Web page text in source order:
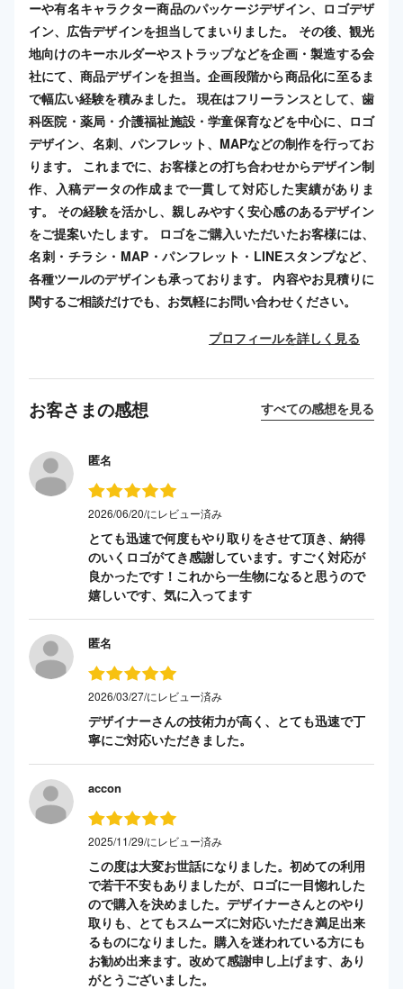
ーや有名キャラクター商品のパッケージデザイン、ロゴデザ
イン、広告デザインを担当してまいりました。 その後、観光
地向けのキーホルダーやストラップなどを企画・製造する会
社にて、商品デザインを担当。企画段階から商品化に至るま
で幅広い経験を積みました。 現在はフリーランスとして、歯
科医院・薬局・介護福祉施設・学童保育などを中心に、ロゴ
デザイン、名刺、パンフレット、MAPなどの制作を行ってお
ります。 これまでに、お客様との打ち合わせからデザイン制
作、入稿データの作成まで一貫して対応した実績がありま
す。 その経験を活かし、親しみやすく安心感のあるデザイン
をご提案いたします。 ロゴをご購入いただいたお客様には、
名刺・チラシ・MAP・パンフレット・LINEスタンプなど、
各種ツールのデザインも承っております。 内容やお見積りに
関するご相談だけでも、お気軽にお問い合わせください。
プロフィールを詳しく見る
お客さまの感想 すべての感想を見る
匿名
2026/06/20/にレビュー済み
とても迅速で何度もやり取りをさせて頂き、納得
のいくロゴがてき感謝しています。すごく対応が
良かったです！これから一生物になると思うので
嬉しいです、気に入ってます
匿名
2026/03/27/にレビュー済み
デザイナーさんの技術力が高く、とても迅速で丁
寧にご対応いただきました。
accon
2025/11/29/にレビュー済み
この度は大変お世話になりました。初めての利用
で若干不安もありましたが、ロゴに一目惚れした
ので購入を決めました。デザイナーさんとのやり
取りも、とてもスムーズに対応いただき満足出来
るものになりました。購入を迷われている方にも
お勧め出来ます。改めて感謝申し上げます、あり
がとうございました。